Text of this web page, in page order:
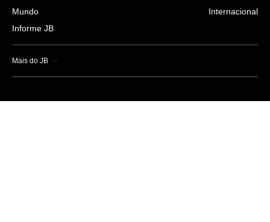
Mundo
Informe JB
Internacional
Mais do JB
Esportes